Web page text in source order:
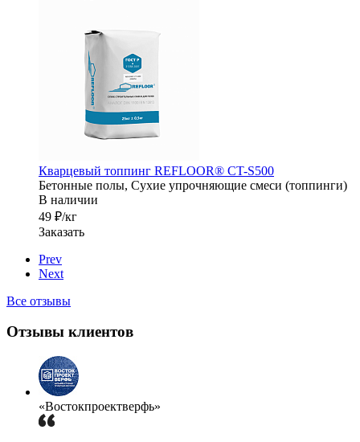
Кварцевый топпинг REFLOOR® CT-S500
Бетонные полы, Сухие упрочняющие смеси (топпинги)
В наличии
49 ₽/кг
Заказать
Prev
Next
Все отзывы
Отзывы клиентов
«Востокпроектверфь»